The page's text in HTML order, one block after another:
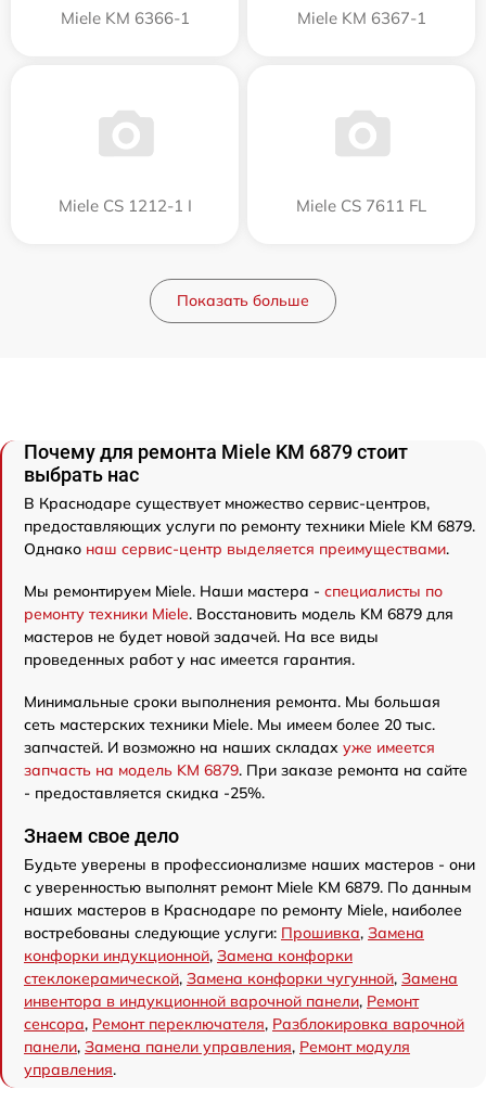
Miele KM 6366-1 Miele KM 6367-1
Miele CS 1212-1 I Miele CS 7611 FL
Показать больше
Почему для ремонта Miele KM 6879 стоит
выбрать нас
В Краснодаре существует множество сервис-центров,
предоставляющих услуги по ремонту техники Miele KM 6879.
Однако наш сервис-центр выделяется преимуществами.
Мы ремонтируем Miele. Наши мастера - специалисты по
ремонту техники Miele. Восстановить модель KM 6879 для
мастеров не будет новой задачей. На все виды
проведенных работ у нас имеется гарантия.
Минимальные сроки выполнения ремонта. Мы большая
сеть мастерских техники Miele. Мы имеем более 20 тыс.
запчастей. И возможно на наших складах уже имеется
запчасть на модель KM 6879. При заказе ремонта на сайте
- предоставляется скидка -25%.
Знаем свое дело
Будьте уверены в профессионализме наших мастеров - они
с уверенностью выполнят ремонт Miele KM 6879. По данным
наших мастеров в Краснодаре по ремонту Miele, наиболее
востребованы следующие услуги: Прошивка, Замена
конфорки индукционной, Замена конфорки
стеклокерамической, Замена конфорки чугунной, Замена
инвентора в индукционной варочной панели, Ремонт
сенсора, Ремонт переключателя, Разблокировка варочной
панели, Замена панели управления, Ремонт модуля
управления.